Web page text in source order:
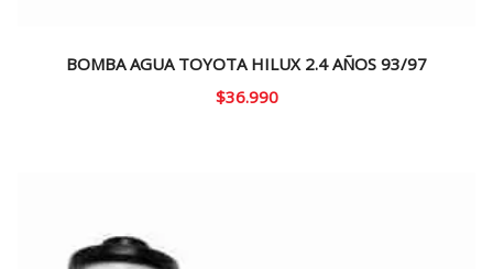
BOMBA AGUA TOYOTA HILUX 2.4 AÑOS 93/97
$36.990